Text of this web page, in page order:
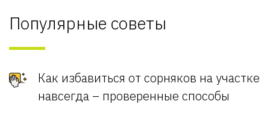
Популярные советы
Как избавиться от сорняков на участке
навсегда – проверенные способы